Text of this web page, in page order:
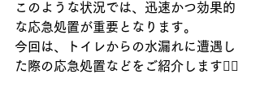
このような状況では、迅速かつ効果的
な応急処置が重要となります。
今回は、トイレからの水漏れに遭遇し
た際の応急処置などをご紹介します👷‍♂️